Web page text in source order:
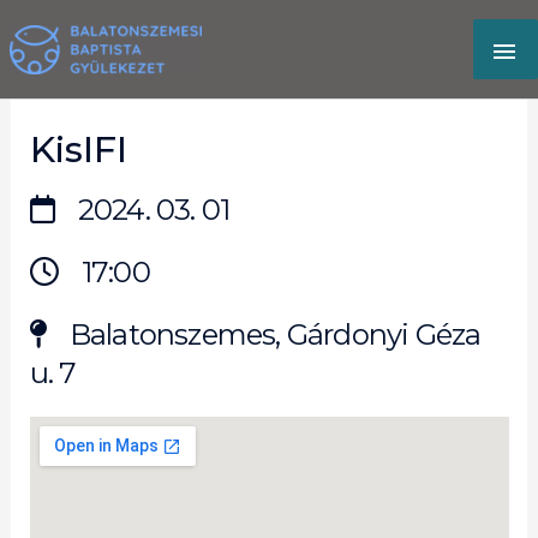
to
content
KisIFI
2024. 03. 01
17:00
Balatonszemes, Gárdonyi Géza
u. 7